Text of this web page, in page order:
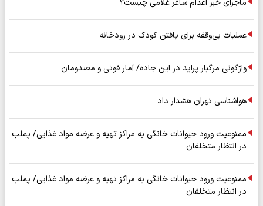
ماجرای خبر اعدام ساغر غلامی چیست؟
عملیات بی‌وقفه برای یافتن کودک در رودخانه
واژگونی مرگبار پراید در این جاده/ آمار فوتی و مصدومان
هواشناسی تهران هشدار داد
ممنوعیت ورود حیوانات خانگی به مراکز تهیه و عرضه مواد غذایی/ پملب
در انتظار متخلفان
ممنوعیت ورود حیوانات خانگی به مراکز تهیه و عرضه مواد غذایی/ پملب
در انتظار متخلفان